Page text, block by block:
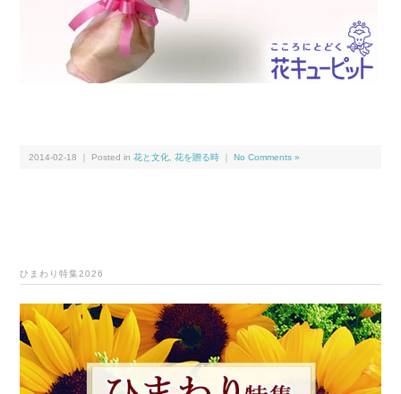
2014-02-18 ｜ Posted in花と文化 ,花を贈る時 ｜No Comments »
ひまわり特集2026